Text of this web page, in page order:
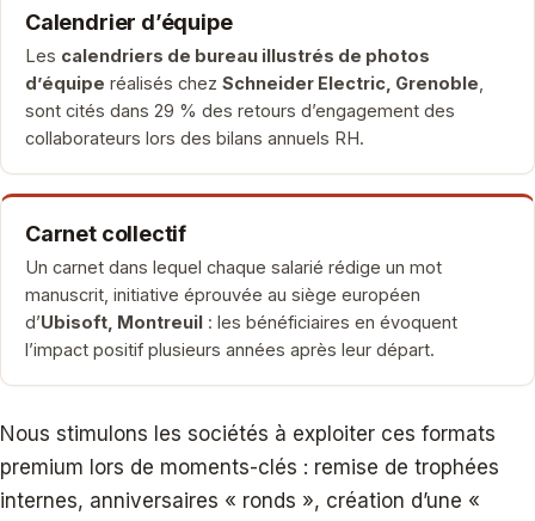
Calendrier d’équipe
Les calendriers de bureau illustrés de photos
d’équipe réalisés chez Schneider Electric, Grenoble
sont cités dans 29 % des retours d’engagement des
collaborateurs lors des bilans annuels RH.
Carnet collectif
Un carnet dans lequel chaque salarié rédige un mot
manuscrit, initiative éprouvée au siège européen
d’Ubisoft, Montreuil : les bénéficiaires en évoquent
l’impact positif plusieurs années après leur départ.
Nous stimulons les sociétés à exploiter ces formats
premium lors de moments-clés : remise de trophées
internes, anniversaires « ronds », création d’une «